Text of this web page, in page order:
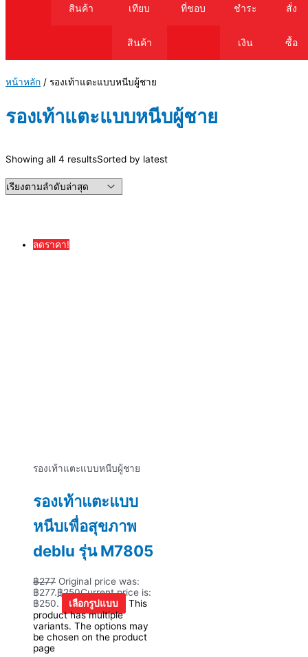
สินค้า เทียบ
สินค้า
ที่ชอบ ชำระ
เงิน
สั่ง
ซื้อ
หน้าหลัก / รองเท้าแตะแบบหนีบผู้ชาย
รองเท้าแตะแบบหนีบผู้ชาย
Showing all 4 resultsSorted by latest
ลดราคา!
รองเท้าแตะแบบหนีบผู้ชาย
รองเท้าแตะแบบ
หนีบเพื่อสุขภาพ
deblu รุ่น M7805
฿277 Original price was:
฿277.฿250Current price is:
฿250.
เลือกรูปแบบ
This
product has multiple
variants. The options may
be chosen on the product
page